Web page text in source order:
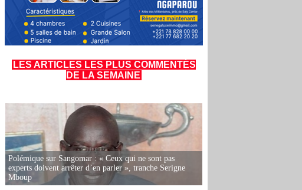
LES ARTICLES LES PLUS COMMENTÉS
DE LA SEMAINE
Polémique sur Sangomar : « Ceux qui ne sont pas
experts doivent arrêter d’en parler », tranche Serigne
Mboup